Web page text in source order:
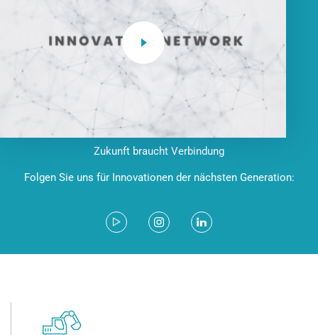
Zukunft braucht Verbindung
Folgen Sie uns für Innovationen der nächsten Generation: